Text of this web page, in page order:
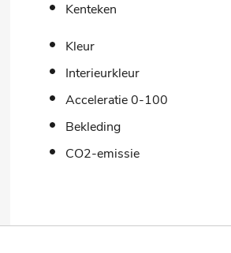
Kenteken
Kleur
Interieurkleur
Acceleratie 0-100
Bekleding
CO2-emissie